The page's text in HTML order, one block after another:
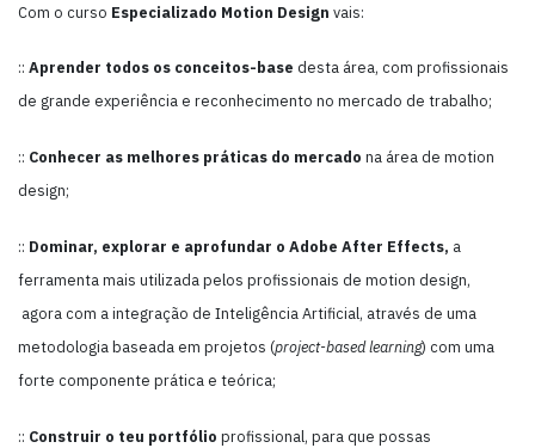
Com o curso Especializado Motion Design vais:
:: Aprender todos os conceitos-base desta área, com profissionais
de grande experiência e reconhecimento no mercado de trabalho;
:: Conhecer as melhores práticas do mercado na área de motion
design;
:: Dominar, explorar e aprofundar o Adobe After Effects, a
ferramenta mais utilizada pelos profissionais de motion design,
agora com a integração de Inteligência Artificial, através de uma
metodologia baseada em projetos (project-based learning) com uma
forte componente prática e teórica;
:: Construir o teu portfólio profissional, para que possas